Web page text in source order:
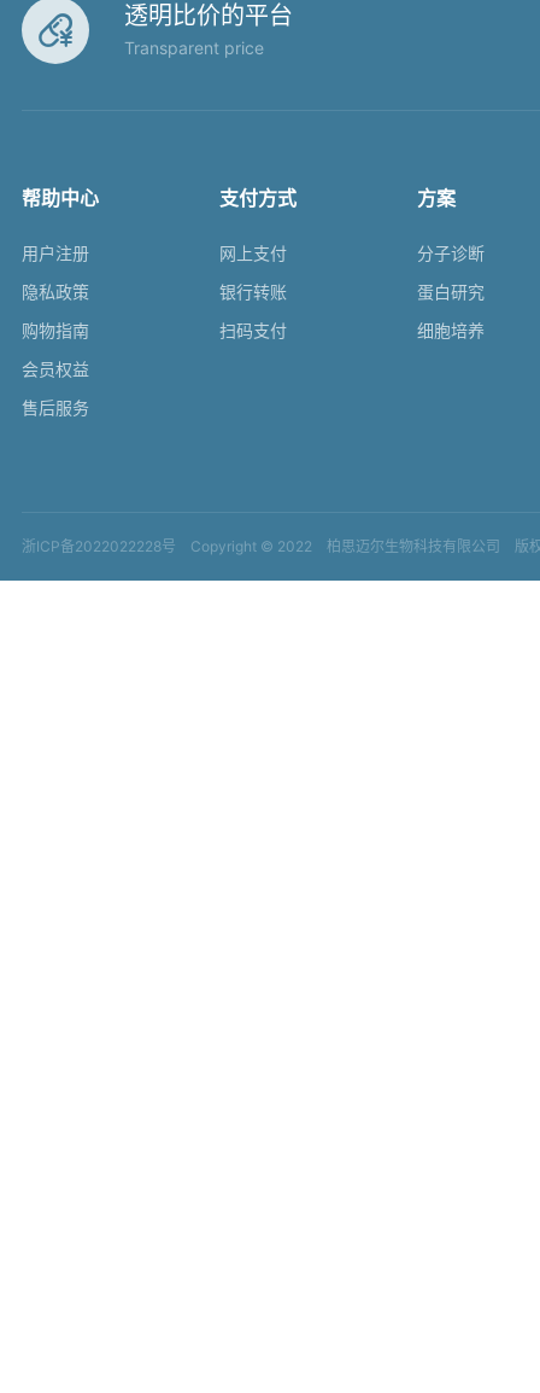
 透明比价的平台
Transparent price
帮助中心
用户注册
隐私政策
购物指南
会员权益
售后服务
支付方式
网上支付
银行转账
扫码支付
方案
分子诊断
蛋白研究
细胞培养
浙ICP备2022022228号 Copyright © 2022 柏思迈尔生物科技有限公司 版